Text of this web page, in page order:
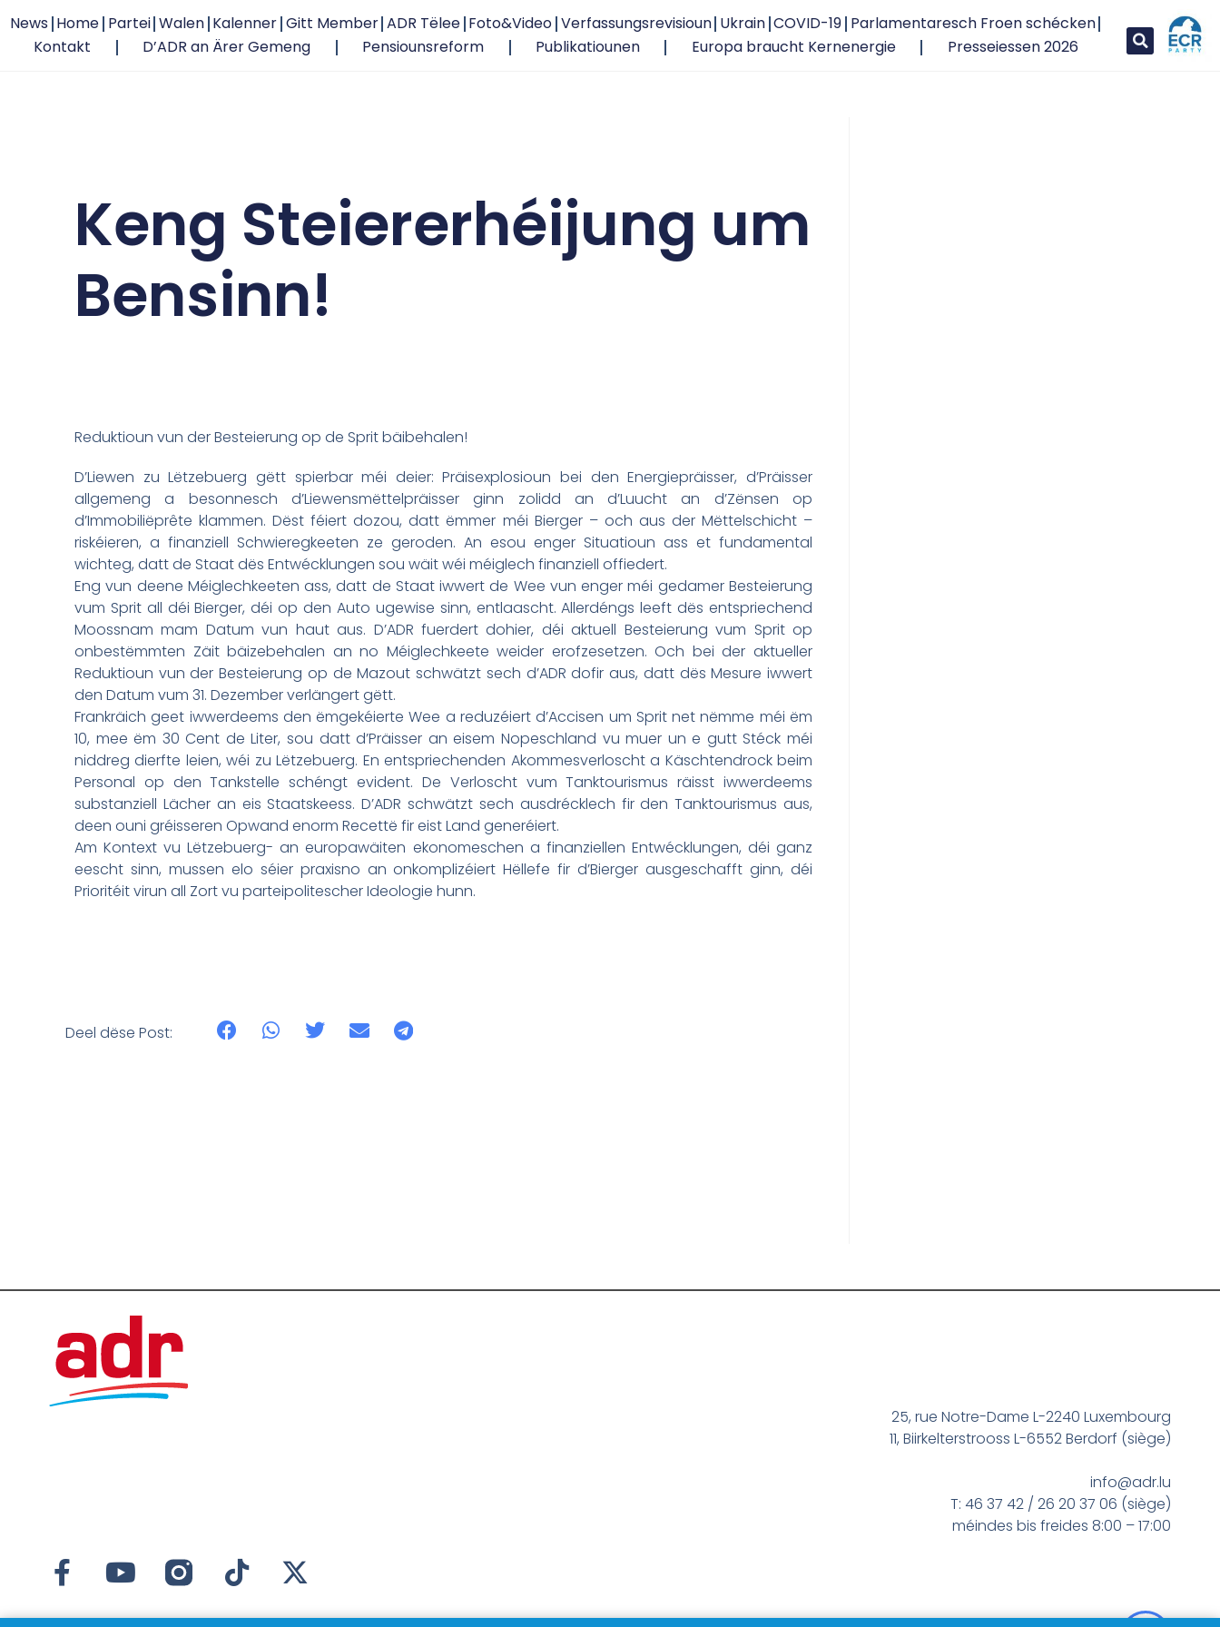
News Home Partei Walen Kalenner Gitt Member ADR Tëlee Foto&Video Verfassungsrevisioun Ukrain COVID-19 Parlamentaresch Froen schécken
Kontakt
D’ADR an Ärer Gemeng Pensiounsreform Publikatiounen Europa braucht Kernenergie Presseiessen 2026
Keng Steiererhéijung um
Bensinn!
Reduktioun vun der Besteierung op de Sprit bäibehalen!
D’Liewen zu Lëtzebuerg gëtt spierbar méi deier: Präisexplosioun bei den Energiepräisser, d’Präisser
allgemeng a besonnesch d’Liewensmëttelpräisser ginn zolidd an d’Luucht an d’Zënsen op
d’Immobiliëprête klammen. Dëst féiert dozou, datt ëmmer méi Bierger – och aus der Mëttelschicht –
riskéieren, a finanziell Schwieregkeeten ze geroden. An esou enger Situatioun ass et fundamental
wichteg, datt de Staat dës Entwécklungen sou wäit wéi méiglech finanziell offiedert.
Eng vun deene Méiglechkeeten ass, datt de Staat iwwert de Wee vun enger méi gedamer Besteierung
vum Sprit all déi Bierger, déi op den Auto ugewise sinn, entlaascht. Allerdéngs leeft dës entspriechend
Moossnam mam Datum vun haut aus. D’ADR fuerdert dohier, déi aktuell Besteierung vum Sprit op
onbestëmmten Zäit bäizebehalen an no Méiglechkeete weider erofzesetzen. Och bei der aktueller
Reduktioun vun der Besteierung op de Mazout schwätzt sech d’ADR dofir aus, datt dës Mesure iwwert
den Datum vum 31. Dezember verlängert gëtt.
Frankräich geet iwwerdeems den ëmgekéierte Wee a reduzéiert d’Accisen um Sprit net nëmme méi ëm
10, mee ëm 30 Cent de Liter, sou datt d’Präisser an eisem Nopeschland vu muer un e gutt Stéck méi
niddreg dierfte leien, wéi zu Lëtzebuerg. En entspriechenden Akommesverloscht a Käschtendrock beim
Personal op den Tankstelle schéngt evident. De Verloscht vum Tanktourismus räisst iwwerdeems
substanziell Lächer an eis Staatskeess. D’ADR schwätzt sech ausdrécklech fir den Tanktourismus aus,
deen ouni gréisseren Opwand enorm Recettë fir eist Land generéiert.
Am Kontext vu Lëtzebuerg- an europawäiten ekonomeschen a finanziellen Entwécklungen, déi ganz
eescht sinn, mussen elo séier praxisno an onkomplizéiert Hëllefe fir d’Bierger ausgeschafft ginn, déi
Prioritéit virun all Zort vu parteipolitescher Ideologie hunn.
Deel dëse Post:
25, rue Notre-Dame L-2240 Luxembourg
11, Biirkelterstrooss L-6552 Berdorf (siège)
info@adr.lu
T: 46 37 42 / 26 20 37 06 (siège)
méindes bis freides 8:00 – 17:00